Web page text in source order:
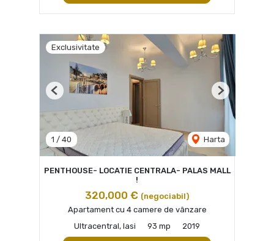
Exclusivitate
1 / 40 Harta
Previous Next
PENTHOUSE- LOCATIE CENTRALA- PALAS MALL
!
320,000 € (negociabil)
Apartament cu 4 camere de vânzare
Ultracentral, Iasi
93 mp 2019